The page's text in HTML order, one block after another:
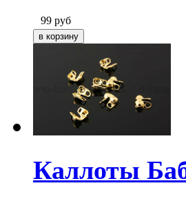
99 руб
Каллоты